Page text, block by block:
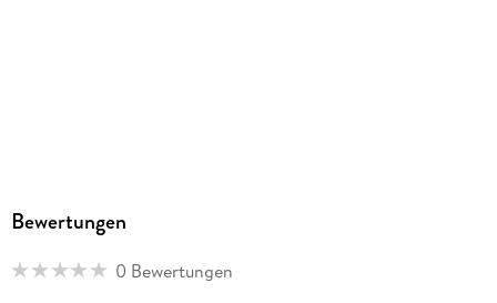
Bewertungen
0 Bewertungen